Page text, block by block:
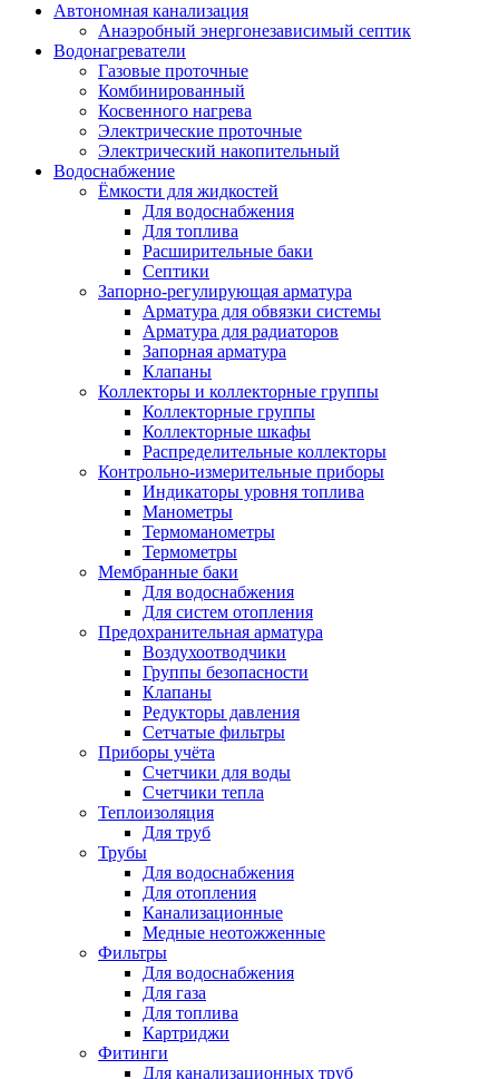
Автономная канализация
Анаэробный энергонезависимый септик
Водонагреватели
Газовые проточные
Комбинированный
Косвенного нагрева
Электрические проточные
Электрический накопительный
Водоснабжение
Ёмкости для жидкостей
Для водоснабжения
Для топлива
Расширительные баки
Септики
Запорно-регулирующая арматура
Арматура для обвязки системы
Арматура для радиаторов
Запорная арматура
Клапаны
Коллекторы и коллекторные группы
Коллекторные группы
Коллекторные шкафы
Распределительные коллекторы
Контрольно-измерительные приборы
Индикаторы уровня топлива
Манометры
Термоманометры
Термометры
Мембранные баки
Для водоснабжения
Для систем отопления
Предохранительная арматура
Воздухоотводчики
Группы безопасности
Клапаны
Редукторы давления
Сетчатые фильтры
Приборы учёта
Счетчики для воды
Счетчики тепла
Теплоизоляция
Для труб
Трубы
Для водоснабжения
Для отопления
Канализационные
Медные неотожженные
Фильтры
Для водоснабжения
Для газа
Для топлива
Картриджи
Фитинги
Для канализационных труб